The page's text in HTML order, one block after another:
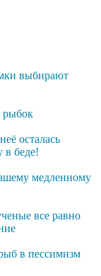
выбирают
рыбок
осталась
в беде!
медленному
все равно
в пессимизм